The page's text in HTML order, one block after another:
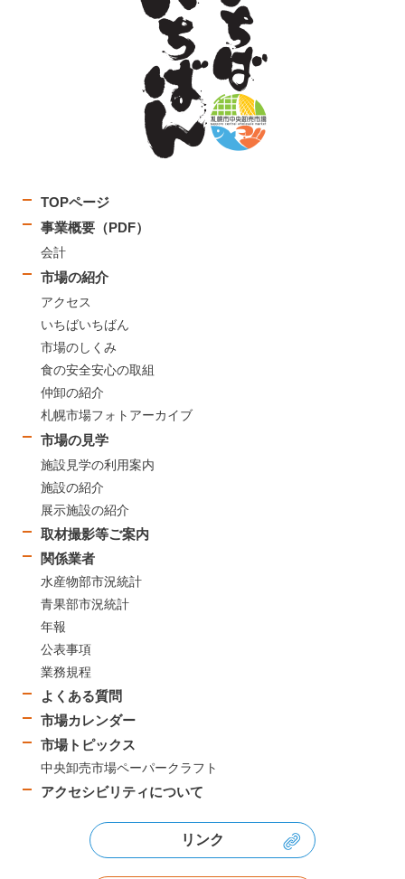
TOPページ
事業概要（PDF）
会計
市場の紹介
アクセス
いちばいちばん
市場のしくみ
食の安全安心の取組
仲卸の紹介
札幌市場フォトアーカイブ
市場の見学
施設見学の利用案内
施設の紹介
展示施設の紹介
取材撮影等ご案内
関係業者
水産物部市況統計
青果部市況統計
年報
公表事項
業務規程
よくある質問
市場カレンダー
市場トピックス
中央卸売市場ペーパークラフト
アクセシビリティについて
リンク